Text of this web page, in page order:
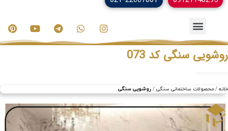
روشویی سنگی کد 073
خانه محصولات ساختمانی سنگی روشویی سنگی